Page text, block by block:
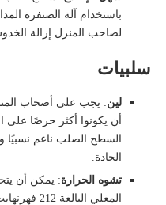
باستخدام آلة الصنفرة
لصاحب المنزل إزالة
سلبيات
لين: يجب على أصحاب
أن يكونوا أكثر حرصًا على
السطح الصلب ناعم نسبيًا
الحادة.
تشوه الحرارة: يمكن أن
المغلي